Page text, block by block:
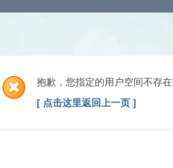
抱歉，您指定的用户空间不存在
[ 点击这里返回上一页 ]